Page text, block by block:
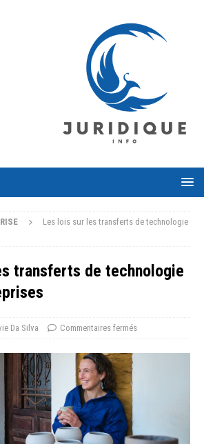
Les lois sur les transferts de technologie
transferts de technologie
Da Silva Commentaires fermés